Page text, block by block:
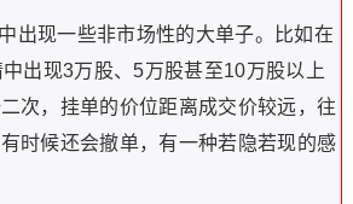
现一些非市场性的大单子。比如在
出现3万股、5万股甚至10万股以上
次，挂单的价位距离成交价较远，往
时候还会撤单，有一种若隐若现的感